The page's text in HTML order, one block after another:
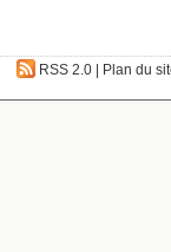
RSS 2.0 | Plan du